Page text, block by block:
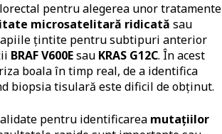
pentru alegerea unor tratamente
microsatelitară ridicată sau
țintite pentru subtipuri anterior
BRAF V600Esau KRAS G12C. În acest
boala în timp real, de a identifica
biopsia tisulară este dificil de obținut.
pentru identificarea mutațiilor